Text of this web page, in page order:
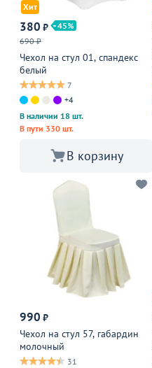
Хит
380 ₽
45
690 ₽
Чехол на стул 01, спандекс
белый
7
+4
В наличии 18 шт.
В пути 330 шт.
В корзину
990 ₽
Чехол на стул 57, габардин
молочный
31